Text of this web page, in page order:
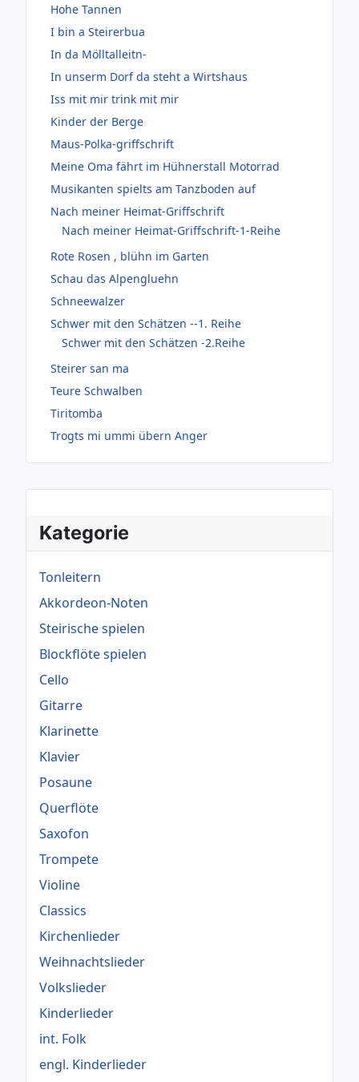
Kategorie
Tonleitern
Akkordeon-Noten
Steirische spielen
Blockflöte spielen
Cello
Gitarre
Klarinette
Klavier
Posaune
Querflöte
Saxofon
Trompete
Violine
Classics
Kirchenlieder
Weihnachtslieder
Volkslieder
Kinderlieder
int. Folk
engl. Kinderlieder
Hohe Tannen
I bin a Steirerbua
In da Mölltalleitn-
In unserm Dorf da steht a Wirtshaus
Iss mit mir trink mit mir
Kinder der Berge
Maus-Polka-griffschrift
Meine Oma fährt im Hühnerstall Motorrad
Musikanten spielts am Tanzboden auf
Nach meiner Heimat-Griffschrift
Nach meiner Heimat-Griffschrift-1-Reihe
Rote Rosen , blühn im Garten
Schau das Alpengluehn
Schneewalzer
Schwer mit den Schätzen --1. Reihe
Schwer mit den Schätzen -2.Reihe
Steirer san ma
Teure Schwalben
Tiritomba
Trogts mi ummi übern Anger